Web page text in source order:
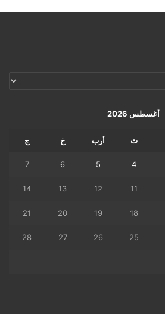
أغسطس 2026
ث أرب خ ج
4
5
6
7
11
12
13
14
18
19
20
21
25
26
27
28